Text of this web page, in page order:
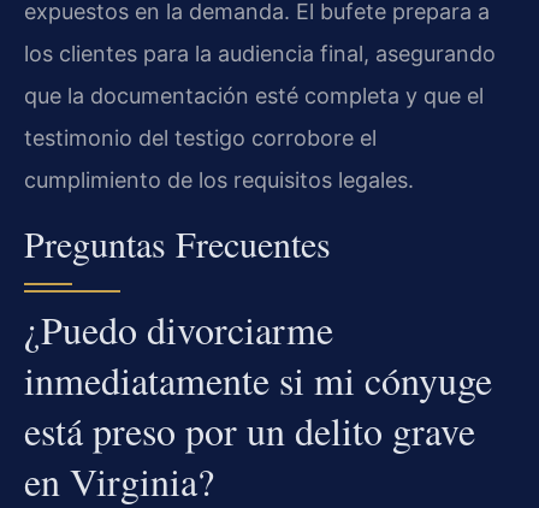
expuestos en la demanda. El bufete prepara a
los clientes para la audiencia final, asegurando
que la documentación esté completa y que el
testimonio del testigo corrobore el
cumplimiento de los requisitos legales.
Preguntas Frecuentes
¿Puedo divorciarme
inmediatamente si mi cónyuge
está preso por un delito grave
en Virginia?